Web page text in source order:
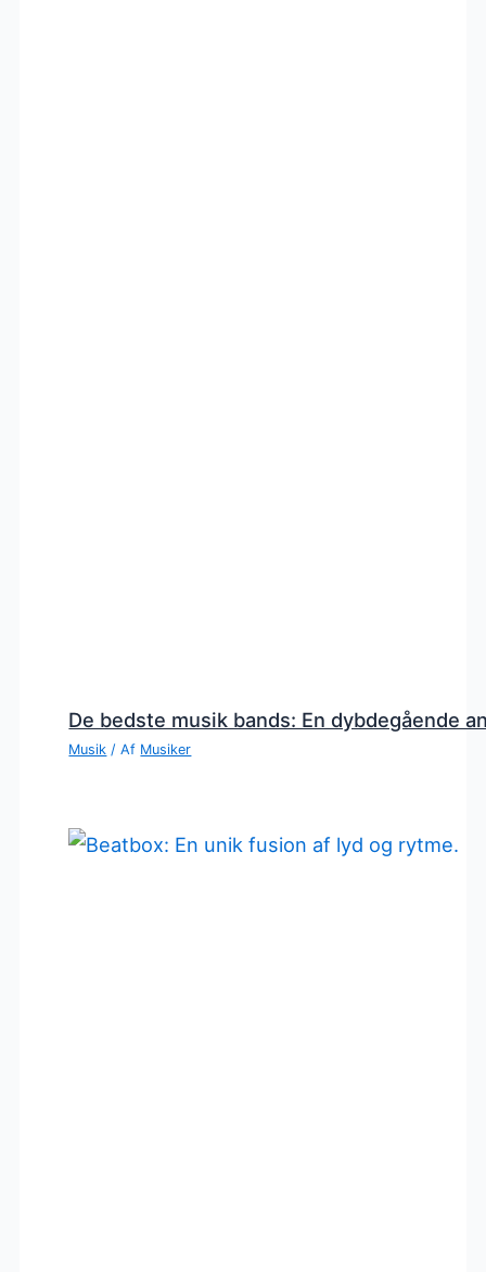
De bedste musik bands: En dybdegående
Musik / Af Musiker